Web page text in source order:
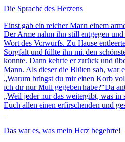
Die Sprache des Herzens
Einst gab ein reicher Mann einem
Der Arme nahm ihn still entgegen und
Wort des Vorwurfs. Zu Hause
Sorgfalt und füllte ihn mit den
konnte. Dann kehrte er zurück und
Mann. Als dieser die Blüten sah, war
„Warum bringst du mir einen Korb
ich dir nur Müll gegeben habe?“Da
„Weil jeder nur das weitergibt, was in
Euch allen einen erfirschenden und
Das war es, was mein Herz begehrte!